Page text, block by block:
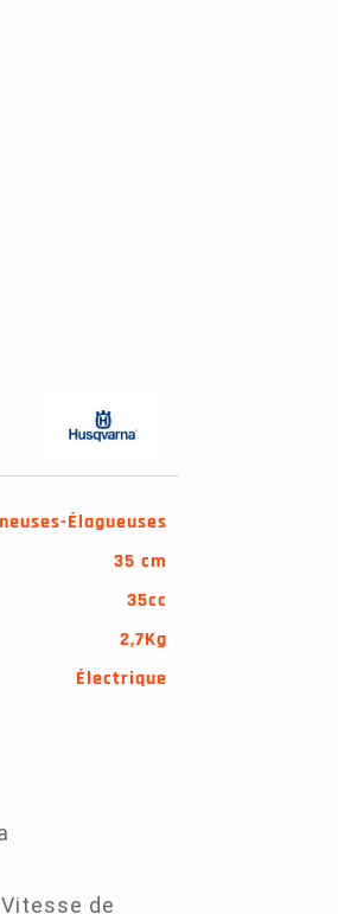
Élagueuses
35 cm
35cc
2,7Kg
Électrique
de